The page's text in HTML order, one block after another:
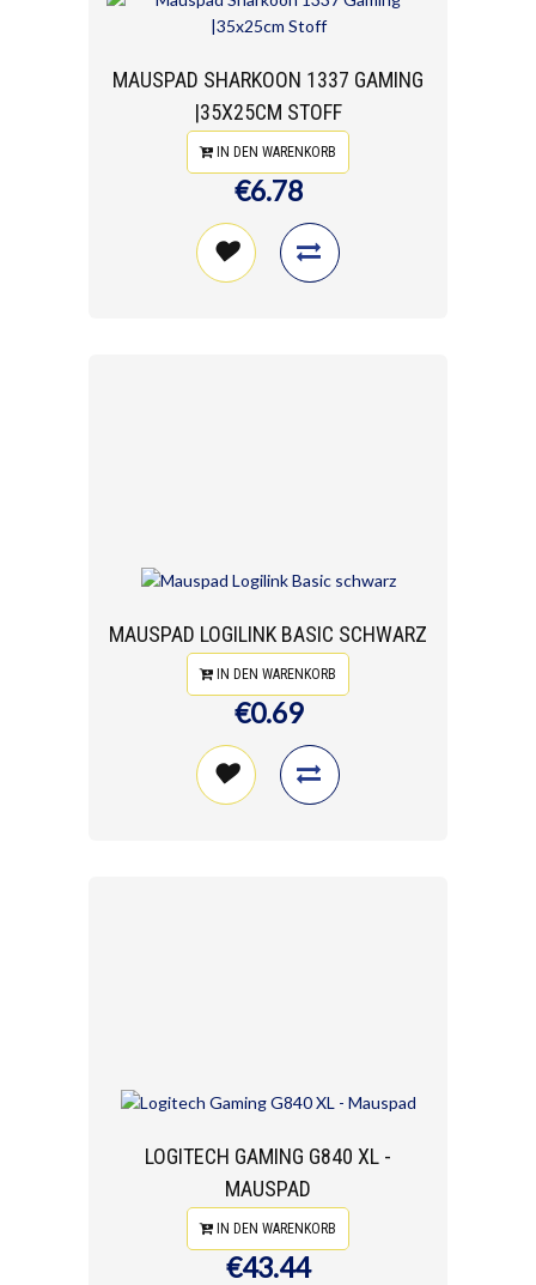
MAUSPAD SHARKOON 1337 GAMING
|35X25CM STOFF
IN DEN WARENKORB
€6.78
MAUSPAD LOGILINK BASIC SCHWARZ
IN DEN WARENKORB
€0.69
LOGITECH GAMING G840 XL -
MAUSPAD
IN DEN WARENKORB
€43.44